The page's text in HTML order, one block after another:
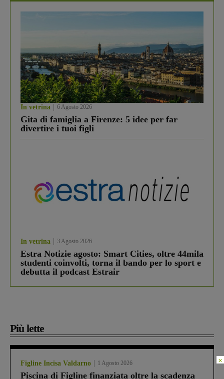
In vetrina 6 Agosto 2026
Gita di famiglia a Firenze: 5 idee per far
divertire i tuoi figli
In vetrina 3 Agosto 2026
Estra Notizie agosto: Smart Cities, oltre 44mila
studenti coinvolti, torna il bando per lo sport e
debutta il podcast Estrair
Più lette
Figline Incisa Valdarno 1 Agosto 2026
Piscina di Figline finanziata oltre la scadenza
×